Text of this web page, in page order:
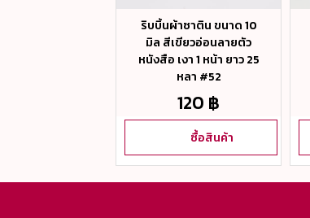
ริบบิ้นผ้าซาติน ขนาด 10
มิล สีเขียวอ่อนลายตัว
หนังสือ เงา 1 หน้า ยาว 25
หลา #52
120 ฿
ซื้อสินค้า